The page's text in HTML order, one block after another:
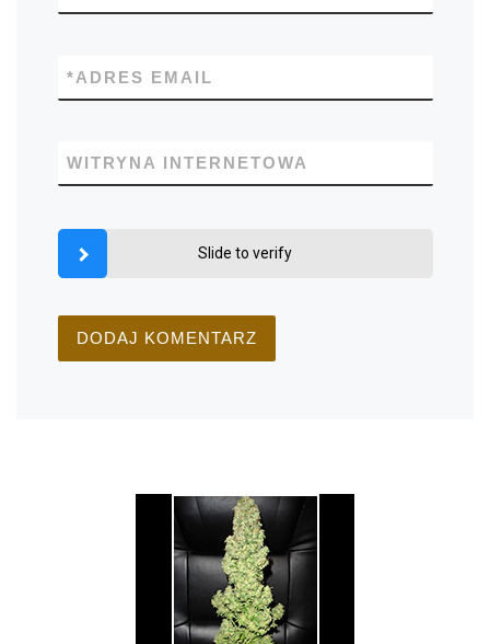
ADRES EMAIL
*
WITRYNA INTERNETOWA
Slide to verify